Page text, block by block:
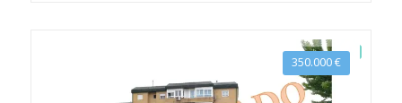
350.000€